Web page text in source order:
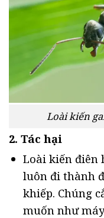
Loài kiến
2. Tác hại
Loài kiến điên
luôn đi thành
khiếp. Chúng
muốn như